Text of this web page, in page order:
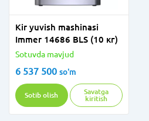
Kir yuvish mashinasi
Immer 14686 BLS (10 кг)
Sotuvda mavjud
6 537 500 so'm
Sotib olish
Savatga
kiritish